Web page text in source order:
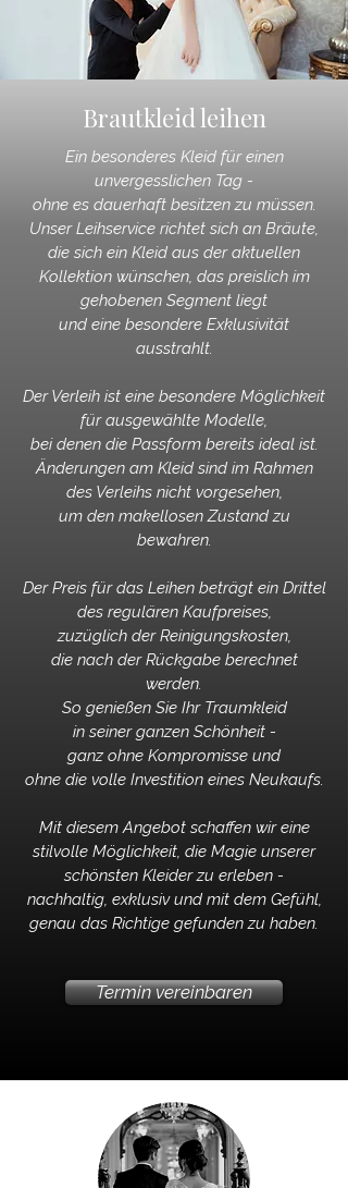
Brautkleid leihen
Ein besonderes Kleid für einen
unvergesslichen Tag -
ohne es dauerhaft besitzen zu müssen.
Unser Leihservice richtet sich an Bräute,
die sich ein Kleid aus der aktuellen
Kollektion wünschen, das preislich im
gehobenen Segment liegt
und eine besondere Exklusivität
ausstrahlt.
Der Verleih ist eine besondere Möglichkeit
für ausgewählte Modelle,
bei denen die Passform bereits ideal ist.
Änderungen am Kleid sind im Rahmen
des Verleihs nicht vorgesehen,
um den makellosen Zustand zu
bewahren.
Der Preis für das Leihen beträgt ein Drittel
des regulären Kaufpreises,
zuzüglich der Reinigungskosten,
die nach der Rückgabe berechnet
werden.
So genießen Sie Ihr Traumkleid
in seiner ganzen Schönheit -
ganz ohne Kompromisse und
ohne die volle Investition eines Neukaufs.
Mit diesem Angebot schaffen wir eine
stilvolle Möglichkeit, die Magie unserer
schönsten Kleider zu erleben -
nachhaltig, exklusiv und mit dem Gefühl,
genau das Richtige gefunden zu haben.
Termin vereinbaren